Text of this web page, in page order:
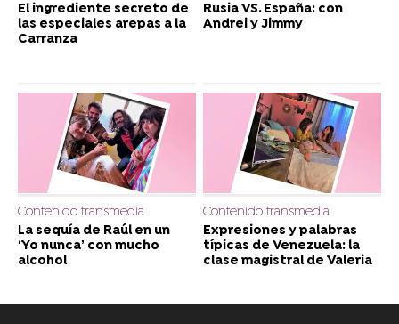
El ingrediente secreto de
las especiales arepas a la
Carranza
Rusia VS. España: con
Andrei y Jimmy
Contenido transmedia
La sequía de Raúl en un
‘Yo nunca’ con mucho
alcohol
Contenido transmedia
Expresiones y palabras
típicas de Venezuela: la
clase magistral de Valeria